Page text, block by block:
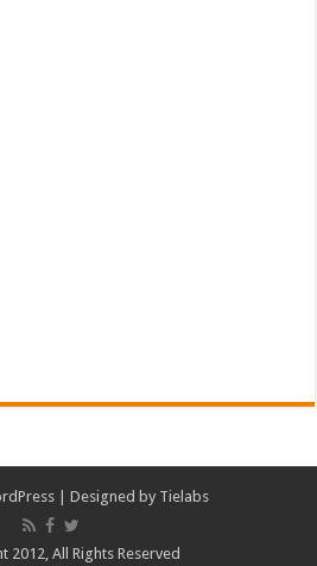
| Designed by Tielabs
2012, All Rights Reserved